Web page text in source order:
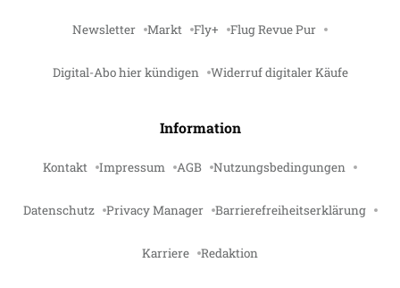
Newsletter Markt Fly+ Flug Revue Pur
Digital-Abo hier kündigen Widerruf digitaler Käufe
Information
Kontakt Impressum AGB Nutzungsbedingungen
Datenschutz Privacy Manager Barrierefreiheitserklärung
Karriere Redaktion